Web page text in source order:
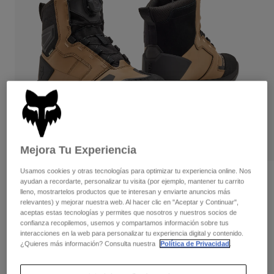
Pantalones largos
Pantalones cortos
Chaquetas y chalecos
Guantes
Protecciones
Gafas de protección
Calcetines
Accesorios
Recambios
Pantalones
Guantes
Chaquetas
Protecciones
Mochilas y accesorios
Recambios
Camisas
Ver todo
Mujer
Camisetas y tops
Sudaderas
Chaquetas
Pantalones
Camisas
Ver todo
Protecciones
Gafas de Protección
Calcetines
Ver todo
Moto
Cascos
Pantalones
Botas
Protecciones
Guantes
Botas Fox Defend ADV
N.º de artículo32970
299,99 €
Las tallas están indicadas en tallaje
Mejora Tu Experiencia
Usamos cookies y otras tecnologías para optimizar tu experiencia online. Nos
ayudan a recordarte, personalizar tu visita (por ejemplo, mantener tu carrito
lleno, mostrartelos productos que te interesan y enviarte anuncios más
relevantes) y mejorar nuestra web. Al hacer clic en "Aceptar y Continuar",
aceptas estas tecnologías y permites que nosotros y nuestros socios de
confianza recopilemos, usemos y compartamos información sobre tus
interacciones en la web para personalizar tu experiencia digital y contenido.
¿Quieres más información? Consulta nuestra
Política de Privacidad